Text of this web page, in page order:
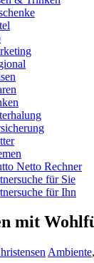
Netto Rechner
für Sie
für Ihn
mit
Ambiente,